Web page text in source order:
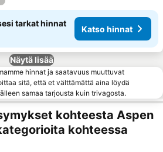
tarkat hinnat
Katso hinnat
Näytä lisää
hinnat ja saatavuus muuttuvat
sitä, että et välttämättä aina löydä
samaa tarjousta kuin trivagosta.
kohteesta Aspen
kohteessa